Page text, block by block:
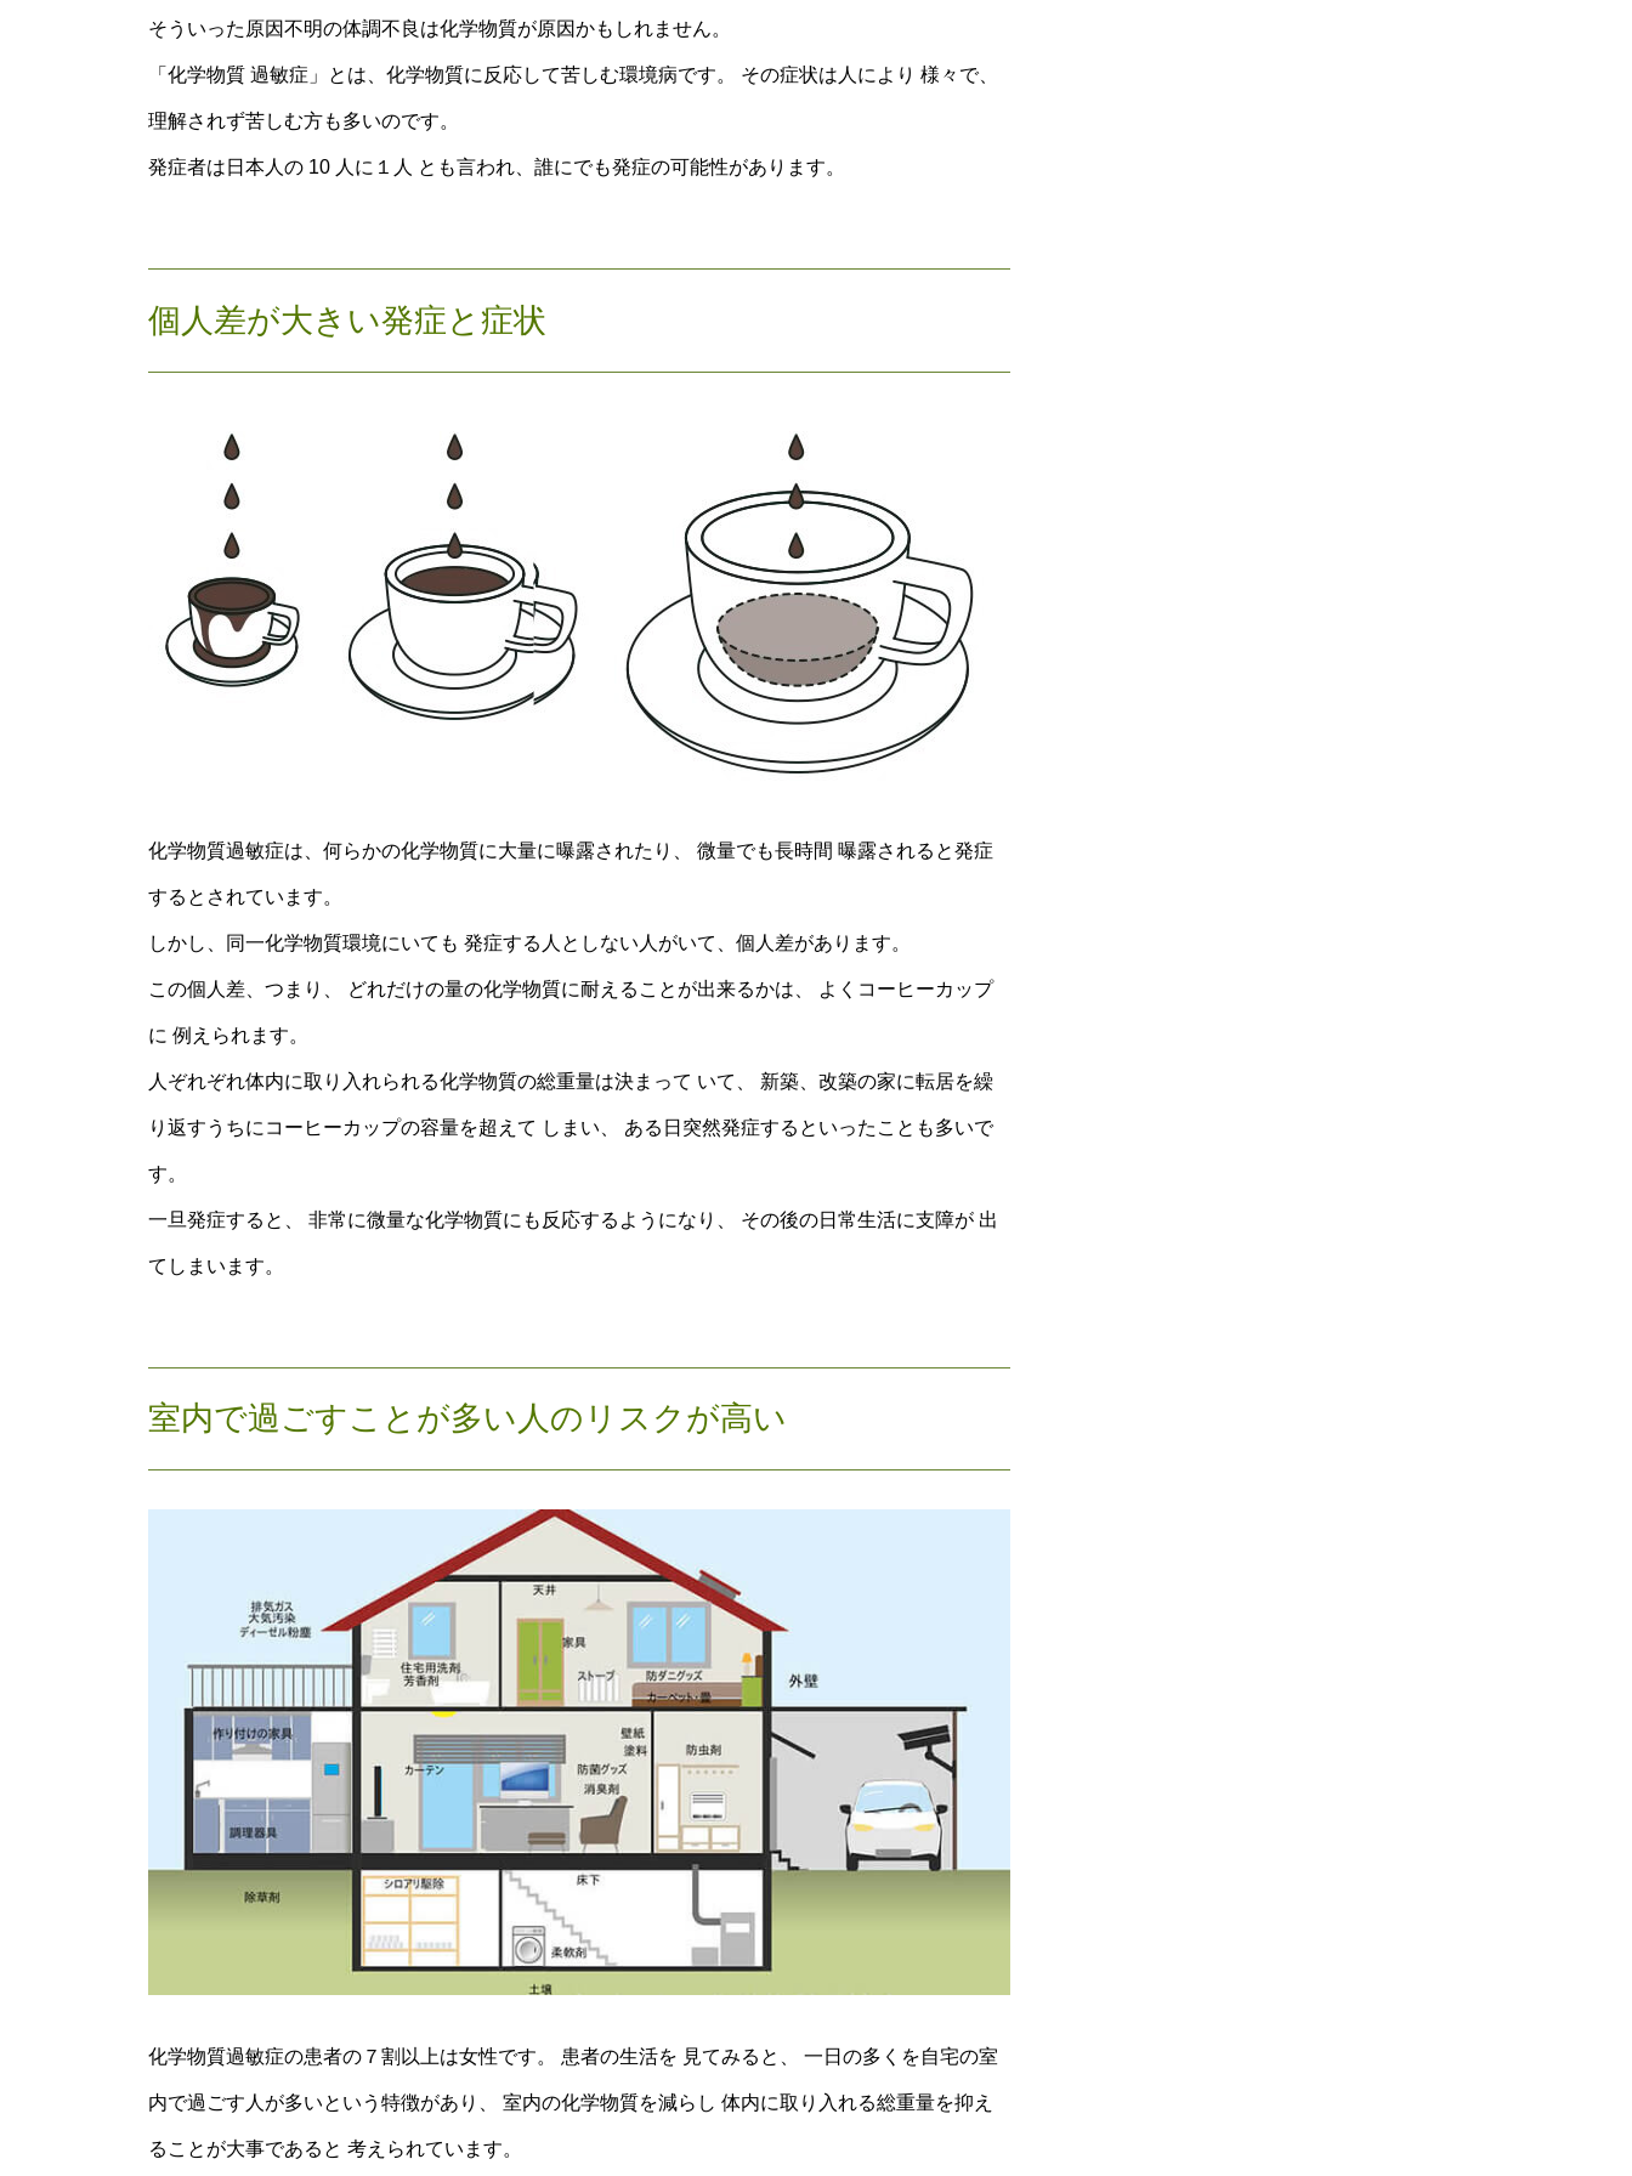
そういった原因不明の体調不良は化学物質が原因かもしれません。
「化学物質 過敏症」とは、化学物質に反応して苦しむ環境病です。 その症状は人により 様々で、
理解されず苦しむ方も多いのです。
発症者は日本人の 10 人に１人 とも言われ、誰にでも発症の可能性があります。
個人差が大きい発症と症状
化学物質過敏症は、何らかの化学物質に大量に曝露されたり、 微量でも長時間 曝露されると発症
するとされています。
しかし、同一化学物質環境にいても 発症する人としない人がいて、個人差があります。
この個人差、つまり、 どれだけの量の化学物質に耐えることが出来るかは、 よくコーヒーカップ
に 例えられます。
人ぞれぞれ体内に取り入れられる化学物質の総重量は決まって いて、 新築、改築の家に転居を繰
り返すうちにコーヒーカップの容量を超えて しまい、 ある日突然発症するといったことも多いで
す。
一旦発症すると、 非常に微量な化学物質にも反応するようになり、 その後の日常生活に支障が 出
てしまいます。
室内で過ごすことが多い人のリスクが高い
化学物質過敏症の患者の７割以上は女性です。 患者の生活を 見てみると、 一日の多くを自宅の室
内で過ごす人が多いという特徴があり、 室内の化学物質を減らし 体内に取り入れる総重量を抑え
ることが大事であると 考えられています。